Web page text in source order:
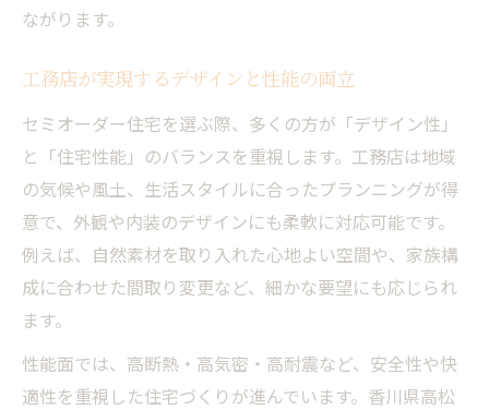
ながります。
工務店が実現するデザインと性能の両立
セミオーダー住宅を選ぶ際、多くの方が「デザイン性」
と「住宅性能」のバランスを重視します。工務店は地域
の気候や風土、生活スタイルに合ったプランニングが得
意で、外観や内装のデザインにも柔軟に対応可能です。
例えば、自然素材を取り入れた心地よい空間や、家族構
成に合わせた間取り変更など、細かな要望にも応じられ
ます。
性能面では、高断熱・高気密・高耐震など、安全性や快
適性を重視した住宅づくりが進んでいます。香川県高松